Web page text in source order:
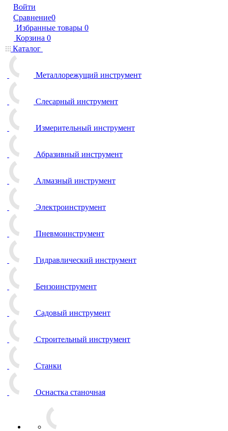
Войти
Сравнение0
Избранные товары 0
Корзина 0
Каталог
Металлорежущий инструмент
Слесарный инструмент
Измерительный инструмент
Абразивный инструмент
Алмазный инструмент
Электроинструмент
Пневмоинструмент
Гидравлический инструмент
Бензоинструмент
Садовый инструмент
Строительный инструмент
Станки
Оснастка станочная